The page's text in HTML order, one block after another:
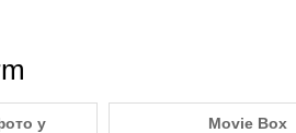
у
Movie Box